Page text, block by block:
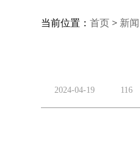
当前位置：首页 > 新
2024-04-19 116